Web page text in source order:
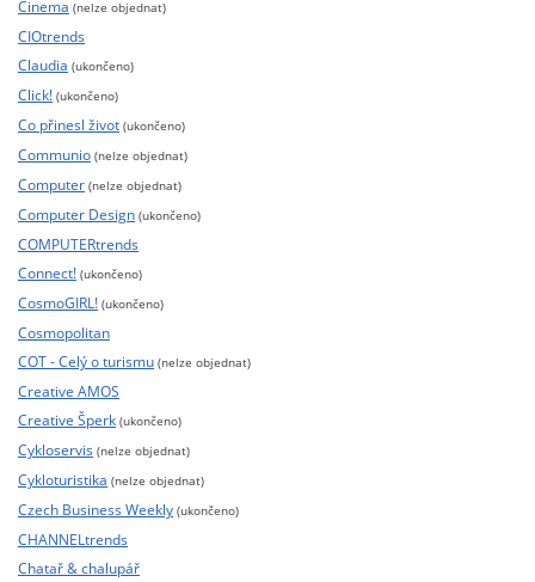
Cinema (nelze objednat)
CIOtrends
Claudia (ukončeno)
Click! (ukončeno)
Co přinesl život (ukončeno)
Communio (nelze objednat)
Computer (nelze objednat)
Computer Design (ukončeno)
COMPUTERtrends
Connect! (ukončeno)
CosmoGIRL! (ukončeno)
Cosmopolitan
COT - Celý o turismu (nelze objednat)
Creative AMOS
Creative Šperk (ukončeno)
Cykloservis (nelze objednat)
Cykloturistika (nelze objednat)
Czech Business Weekly (ukončeno)
CHANNELtrends
Chatař & chalupář